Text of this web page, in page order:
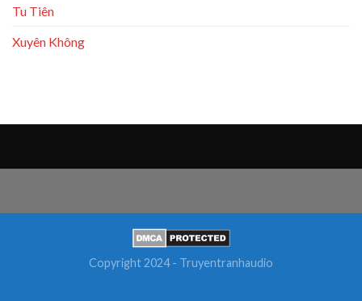
Tu Tiên
Xuyên Không
Copyright 2024 - Truyentranhaudio